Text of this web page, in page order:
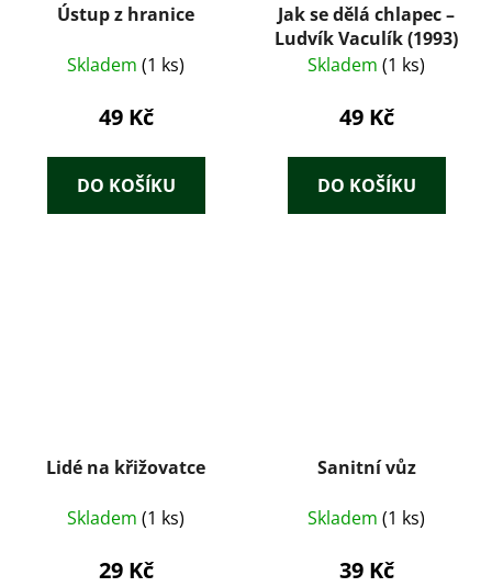
Ústup z hranice
Skladem (1 ks)
49 Kč
DO KOŠÍKU
Jak se dělá chlapec –
Ludvík Vaculík (1993)
Skladem (1 ks)
49 Kč
DO KOŠÍKU
Lidé na křižovatce
Skladem (1 ks)
29 Kč
Sanitní vůz
Skladem (1 ks)
39 Kč